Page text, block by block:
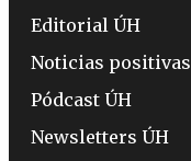
Editorial ÚH
Noticias positivas
Pódcast ÚH
Newsletters ÚH